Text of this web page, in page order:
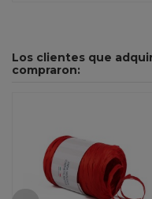
Los clientes que
compraron: